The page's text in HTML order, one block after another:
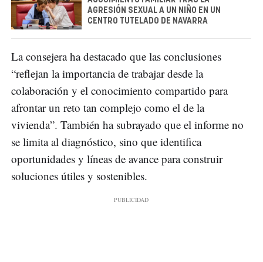
AGRESIÓN SEXUAL A UN NIÑO EN UN
CENTRO TUTELADO DE NAVARRA
La consejera ha destacado que las conclusiones
“reflejan la importancia de trabajar desde la
colaboración y el conocimiento compartido para
afrontar un reto tan complejo como el de la
vivienda”. También ha subrayado que el informe no
se limita al diagnóstico, sino que identifica
oportunidades y líneas de avance para construir
soluciones útiles y sostenibles.